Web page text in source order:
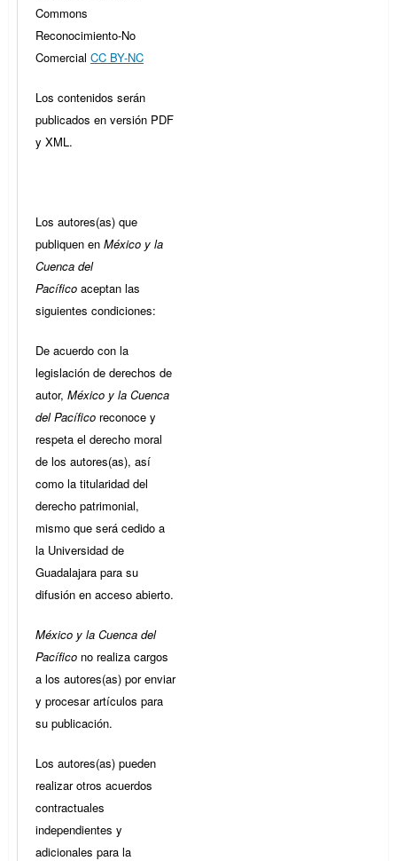
Commons
Reconocimiento-No
Comercial CC BY-NC
Los contenidos serán
publicados en versión PDF
y XML.
Los autores(as) que
publiquen en México y la
Cuenca del
Pacífico aceptan las
siguientes condiciones:
De acuerdo con la
legislación de derechos de
autor, México y la Cuenca
del Pacífico reconoce y
respeta el derecho moral
de los autores(as), así
como la titularidad del
derecho patrimonial,
mismo que será cedido a
la Universidad de
Guadalajara para su
difusión en acceso abierto.
México y la Cuenca del
Pacífico no realiza cargos
a los autores(as) por enviar
y procesar artículos para
su publicación.
Los autores(as) pueden
realizar otros acuerdos
contractuales
independientes y
adicionales para la